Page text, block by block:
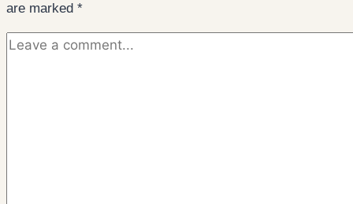
are marked *